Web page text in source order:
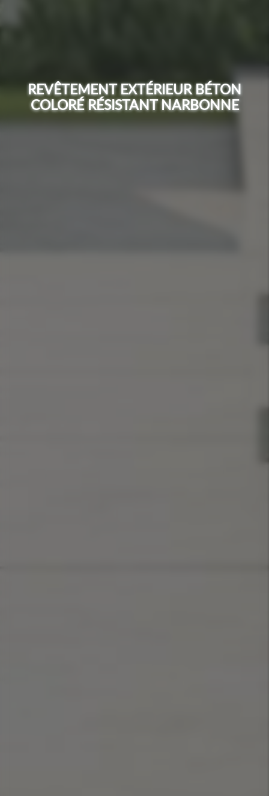
REVÊTEMENT EXTÉRIEUR BÉTON
COLORÉ RÉSISTANT NARBONNE